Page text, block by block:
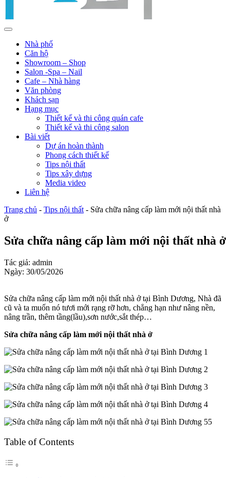
Nhà phố
Căn hộ
Showroom – Shop
Salon -Spa – Nail
Cafe – Nhà hàng
Văn phòng
Khách sạn
Hạng mục
Thiết kế và thi công quán cafe
Thiết kế và thi công salon
Bài viết
Dự án hoàn thành
Phong cách thiết kế
Tips nội thất
Tips xây dựng
Media video
Liên hệ
Trang chủ - Tips nội thất - Sửa chữa nâng cấp làm mới nội thất nhà
ở
Sửa chữa nâng cấp làm mới nội thất nhà ở
Tác giả: admin
Ngày: 30/05/2026
Sửa chữa nâng cấp làm mới nội thất nhà ở tại Bình Dương, Nhà đã
cũ và ta muốn nó tươi mới rạng rỡ hơn, chẳng hạn như nâng nền,
nâng trần, thêm tầng(lầu),sơn nước,sắt thép…
Sửa chữa nâng cấp làm mới nội thất nhà ở
Table of Contents